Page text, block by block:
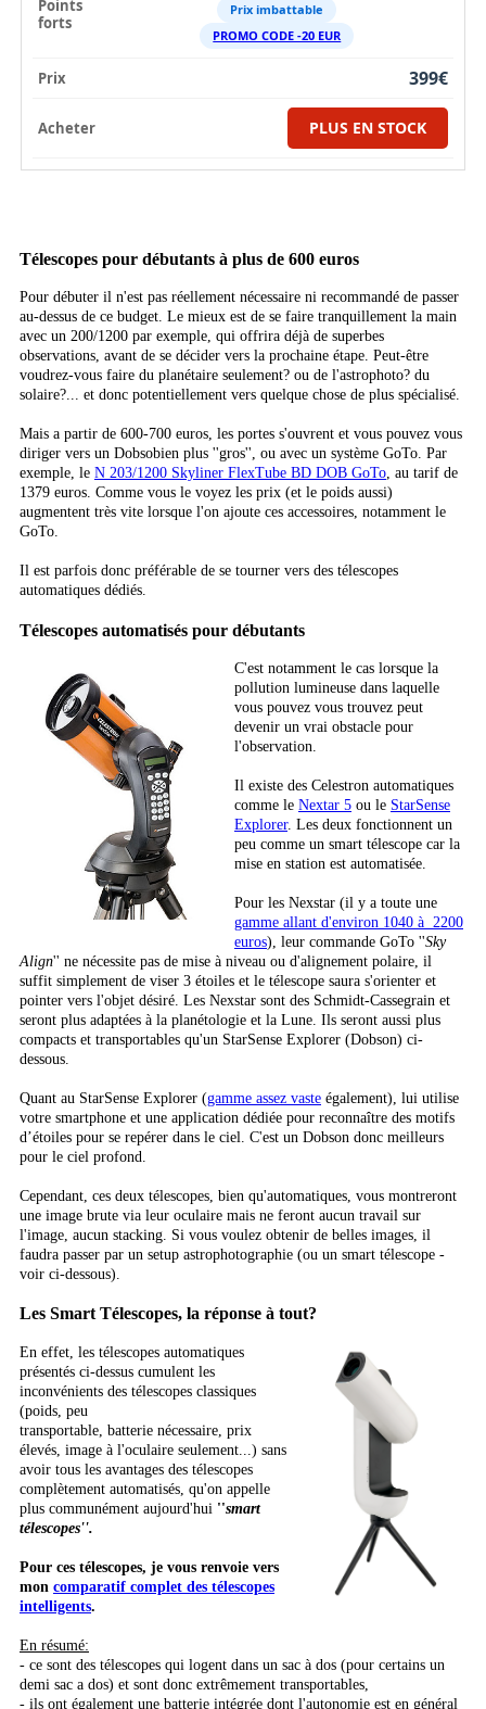
Prix imbattable
PROMO CODE -20 EUR
399€
PLUS EN STOCK
Télescopes pour débutants à plus de 600 euros
Pour débuter il n'est pas réellement nécessaire ni recommandé de passer
au-dessus de ce budget. Le mieux est de se faire tranquillement la main
avec un 200/1200 par exemple, qui offrira déjà de superbes
observations, avant de se décider vers la prochaine étape. Peut-être
voudrez-vous faire du planétaire seulement? ou de l'astrophoto? du
solaire?... et donc potentiellement vers quelque chose de plus spécialisé.
Mais a partir de 600-700 euros, les portes s'ouvrent et vous pouvez vous
diriger vers un Dobsobien plus ''gros'', ou avec un système GoTo. Par
exemple, le N 203/1200 Skyliner FlexTube BD DOB GoTo, au tarif de
1379 euros. Comme vous le voyez les prix (et le poids aussi)
augmentent très vite lorsque l'on ajoute ces accessoires, notamment le
GoTo.
Il est parfois donc préférable de se tourner vers des télescopes
automatiques dédiés.
Télescopes automatisés pour débutants
C'est notamment le cas lorsque la
pollution lumineuse dans laquelle
vous pouvez vous trouvez peut
devenir un vrai obstacle pour
l'observation.
Il existe des Celestron automatiques
comme le Nextar 5 ou le StarSense
Explorer. Les deux fonctionnent un
peu comme un smart télescope car la
mise en station est automatisée.
Pour les Nexstar (il y a toute une
gamme allant d'environ 1040 à 2200
euros), leur commande GoTo ''Sky
Align'' ne nécessite pas de mise à niveau ou d'alignement polaire, il
suffit simplement de viser 3 étoiles et le télescope saura s'orienter et
pointer vers l'objet désiré. Les Nexstar sont des Schmidt-Cassegrain et
seront plus adaptées à la planétologie et la Lune. Ils seront aussi plus
compacts et transportables qu'un StarSense Explorer (Dobson) ci-
dessous.
Quant au StarSense Explorer (gamme assez vaste également), lui utilise
votre smartphone et une application dédiée pour reconnaître des motifs
d’étoiles pour se repérer dans le ciel. C'est un Dobson donc meilleurs
pour le ciel profond.
Cependant, ces deux télescopes, bien qu'automatiques, vous montreront
une image brute via leur oculaire mais ne feront aucun travail sur
l'image, aucun stacking. Si vous voulez obtenir de belles images, il
faudra passer par un setup astrophotographie (ou un smart télescope -
voir ci-dessous).
Les Smart Télescopes, la réponse à tout?
En effet, les télescopes automatiques
présentés ci-dessus cumulent les
inconvénients des télescopes classiques
(poids, peu
transportable, batterie nécessaire, prix
élevés, image à l'oculaire seulement...) sans
avoir tous les avantages des télescopes
complètement automatisés, qu'on appelle
plus communément aujourd'hui ''smart
télescopes''.
Pour ces télescopes, je vous renvoie vers
mon comparatif complet des télescopes
intelligents.
En résumé:
- ce sont des télescopes qui logent dans un sac à dos (pour certains un
demi sac a dos) et sont donc extrêmement transportables,
- ils ont également une batterie intégrée dont l'autonomie est en général